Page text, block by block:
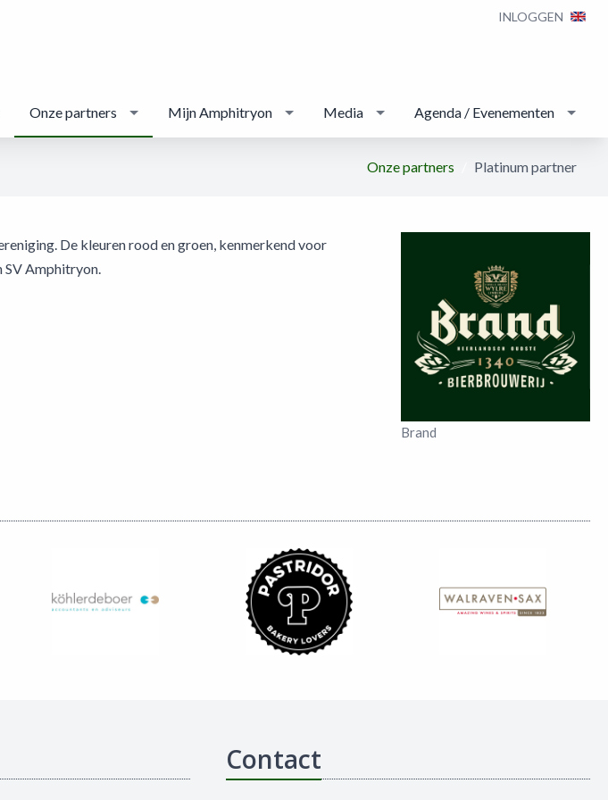
INLOGGEN
Onze partners Mijn Amphitryon Media Agenda / Evenementen
Onze partners Platinum partner
De kleuren rood en groen, kenmerkend voor
SV Amphitryon.
Brand
Contact